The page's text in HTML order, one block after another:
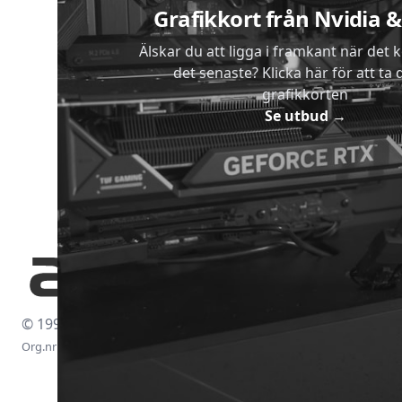
Grafikkort från Nvidia
Älskar du att ligga i framkant när det
det senaste? Klicka här för att ta
grafikkorten
Se utbud→
© 1997-2026
Org.nr: 556438-4260